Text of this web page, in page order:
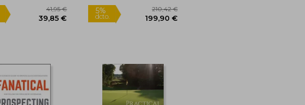
39,85 €